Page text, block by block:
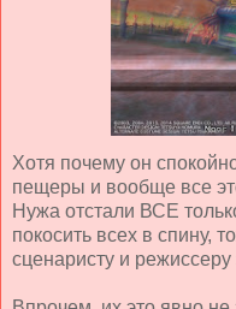
Хотя почему он
пещеры и вообще все
Нужа отстали ВСЕ
покосить всех в спину,
сценаристу и